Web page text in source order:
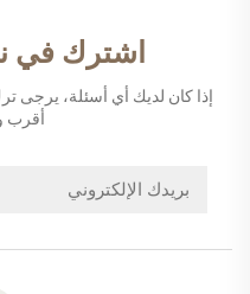
اشترك في
إذا كان لديك أي أسئلة، يرجى
أقرب